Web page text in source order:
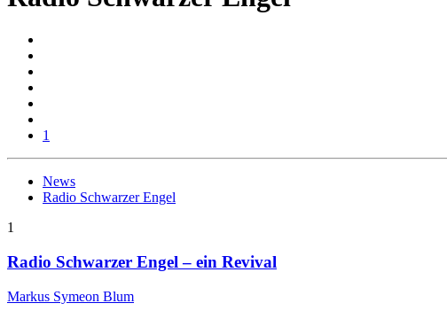
1
News
Radio Schwarzer Engel
1
Radio Schwarzer Engel – ein Revival
Markus Symeon Blum